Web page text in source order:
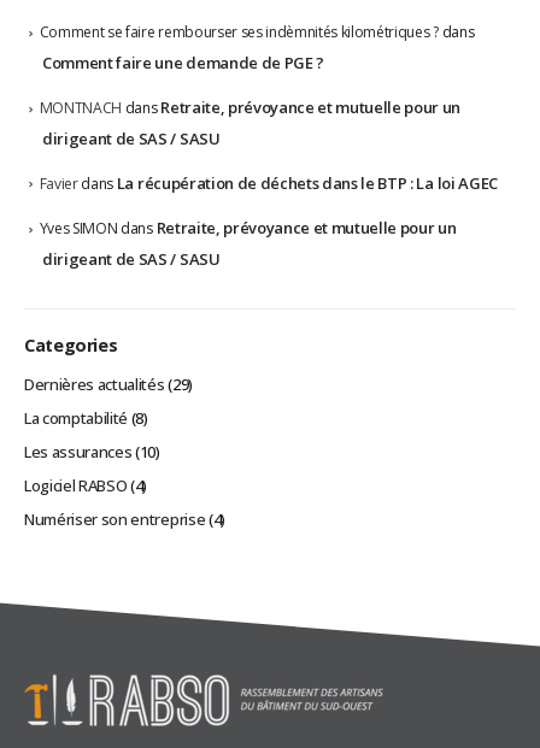
Comment se faire rembourser ses indèmnités kilométriques ?dans
Comment faire une demande de PGE ?
MONTNACH dansRetraite, prévoyance et mutuelle pour un
dirigeant de SAS / SASU
Favierdans La récupération de déchets dans le BTP : La loi AGEC
Yves SIMON dans Retraite, prévoyance et mutuelle pour un
dirigeant de SAS / SASU
Categories
Dernières actualités(29)
La comptabilité (8)
Les assurances(10)
Logiciel RABSO(4)
Numériser son entreprise(4)